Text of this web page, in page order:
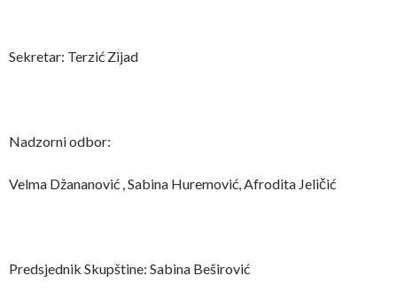
Sekretar: Terzić Zijad
Nadzorni odbor:
Velma Džananović , Sabina Huremović, Afrodita Jeličić
Predsjednik Skupštine: Sabina Beširović